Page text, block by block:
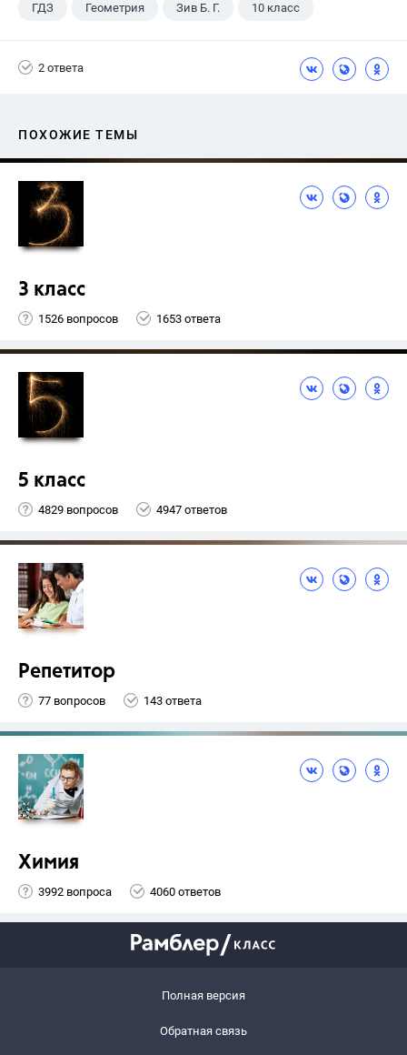
ГДЗ Геометрия Зив Б. Г. 10 класс
2 ответа
ПОХОЖИЕ ТЕМЫ
3 класс
1526 вопросов 1653 ответа
5 класс
4829 вопросов 4947 ответов
Репетитор
77 вопросов 143 ответа
Химия
3992 вопроса 4060 ответов
Полная версия
Обратная связь